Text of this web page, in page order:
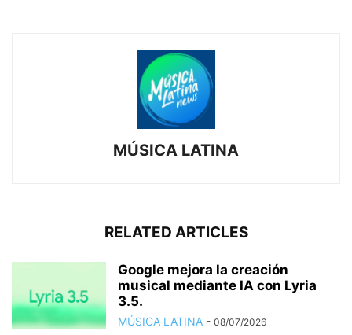
MÚSICA LATINA
RELATED ARTICLES
Google mejora la creación
musical mediante IA con Lyria
3.5.
MÚSICA LATINA - 08/07/2026